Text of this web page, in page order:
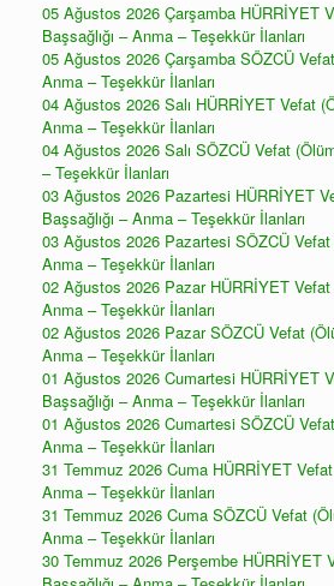
05 Ağustos 2026 Çarşamba HÜRRİYET
Başsağlığı – Anma – Teşekkür İlanları
05 Ağustos 2026 Çarşamba SÖZCÜ
Anma – Teşekkür İlanları
04 Ağustos 2026 Salı HÜRRİYET Vefat
Anma – Teşekkür İlanları
04 Ağustos 2026 Salı SÖZCÜ Vefat
– Teşekkür İlanları
03 Ağustos 2026 Pazartesi HÜRRİYET
Başsağlığı – Anma – Teşekkür İlanları
03 Ağustos 2026 Pazartesi SÖZCÜ Vefat
Anma – Teşekkür İlanları
02 Ağustos 2026 Pazar HÜRRİYET Vefat
Anma – Teşekkür İlanları
02 Ağustos 2026 Pazar SÖZCÜ Vefat
Anma – Teşekkür İlanları
01 Ağustos 2026 Cumartesi HÜRRİYET
Başsağlığı – Anma – Teşekkür İlanları
01 Ağustos 2026 Cumartesi SÖZCÜ
Anma – Teşekkür İlanları
31 Temmuz 2026 Cuma HÜRRİYET
Anma – Teşekkür İlanları
31 Temmuz 2026 Cuma SÖZCÜ Vefat
Anma – Teşekkür İlanları
30 Temmuz 2026 Perşembe HÜRRİYET